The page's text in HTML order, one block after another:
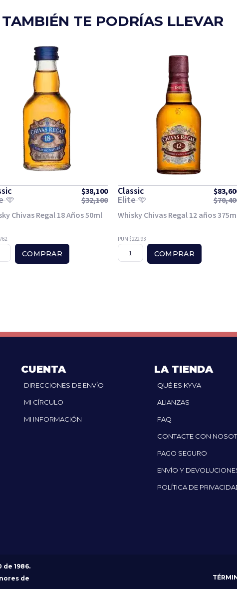
TAMBIÉN TE PODRÍAS LLEVAR
$38,100
$32,100
Chivas Regal 18 Años 50ml
COMPRAR
Classic $
Elite $
Whisky Chivas Regal 12 años
PUM $222.93
COMPRAR
CUENTA
DIRECCIONES DE ENVÍO
MI CÍRCULO
MI INFORMACIÓN
LA TIENDA
QUÉ ES KYVA
ALIANZAS
FAQ
CONTACTE CON
PAGO SEGURO
ENVÍO Y
POLÍTICA DE
1986.
de